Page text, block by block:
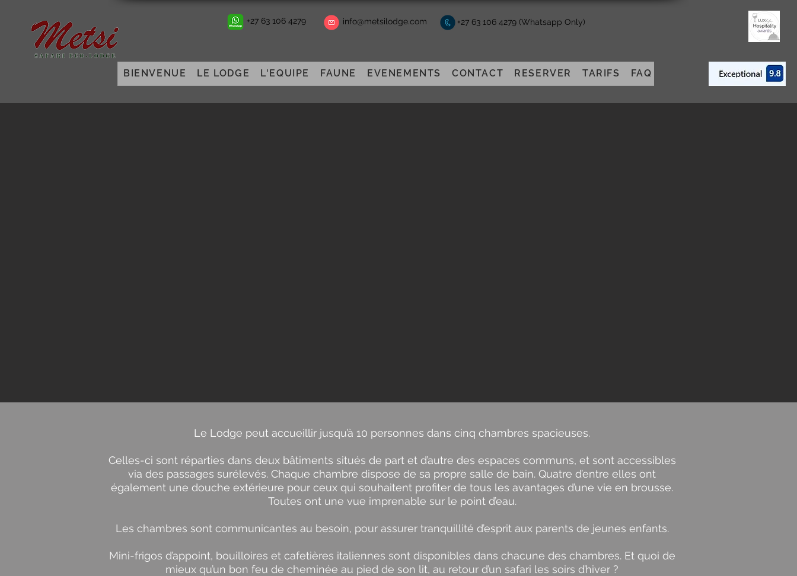
+27 63 106 4279 info@metsilodge.com +27 63 106 4279 (Whatsapp Only)
BIENVENUE LE LODGE L'EQUIPE FAUNE EVENEMENTS CONTACT RESERVER TARIFS FAQ
Le Lodge peut accueillir jusqu’à 10 personnes dans cinq chambres spacieuses.
Celles-ci sont réparties dans deux bâtiments situés de part et d’autre des espaces communs, et sont accessibles
via des passages surélevés. Chaque chambre dispose de sa propre salle de bain. Quatre d’entre elles ont
également une douche extérieure pour ceux qui souhaitent profiter de tous les avantages d’une vie en brousse.
Toutes ont une vue imprenable sur le point d’eau.
Les chambres sont communicantes au besoin, pour assurer tranquillité d’esprit aux parents de jeunes enfants.
Mini-frigos d’appoint, bouilloires et cafetières italiennes sont disponibles dans chacune des chambres. Et quoi de
mieux qu’un bon feu de cheminée au pied de son lit, au retour d’un safari les soirs d’hiver ?